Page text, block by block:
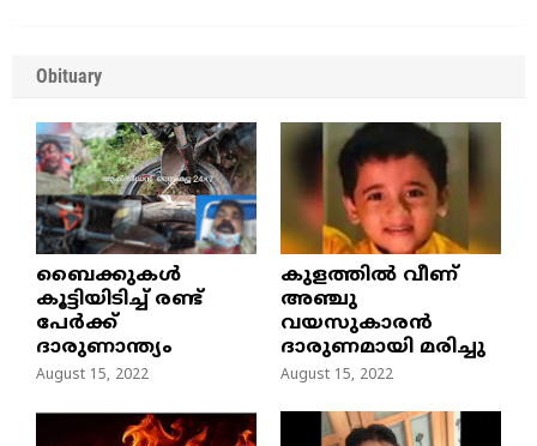
Obituary
ബൈക്കുകൾ
കൂട്ടിയിടിച്ച് രണ്ട്
പേർക്ക്
ദാരുണാന്ത്യം
August 15, 2022
കുളത്തില്‍ വീണ്
അഞ്ചു
വയസുകാരന്‍
ദാരുണമായി മരിച്ചു
August 15, 2022